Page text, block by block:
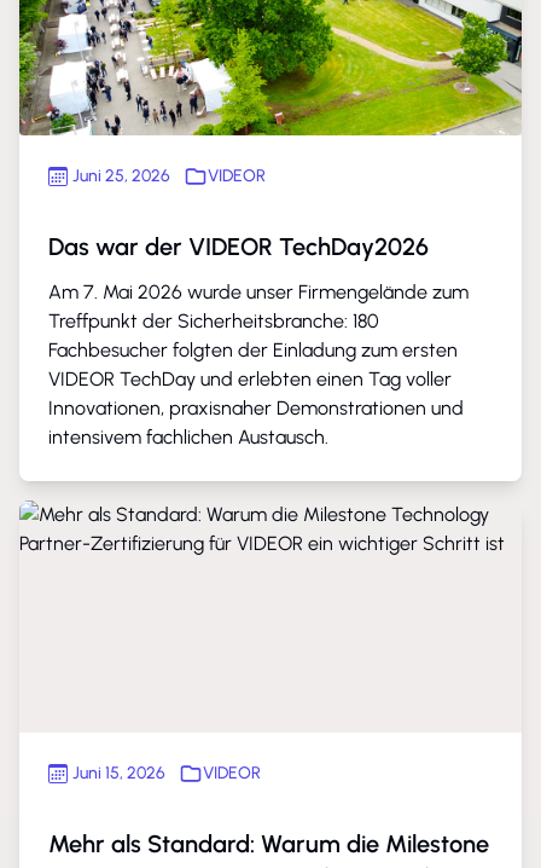
Juni 25, 2026 VIDEOR
Das war der VIDEOR TechDay2026
Am 7. Mai 2026 wurde unser Firmengelände zum
Treffpunkt der Sicherheitsbranche: 180
Fachbesucher folgten der Einladung zum ersten
VIDEOR TechDay und erlebten einen Tag voller
Innovationen, praxisnaher Demonstrationen und
intensivem fachlichen Austausch.
Juni 15, 2026 VIDEOR
Mehr als Standard: Warum die Milestone